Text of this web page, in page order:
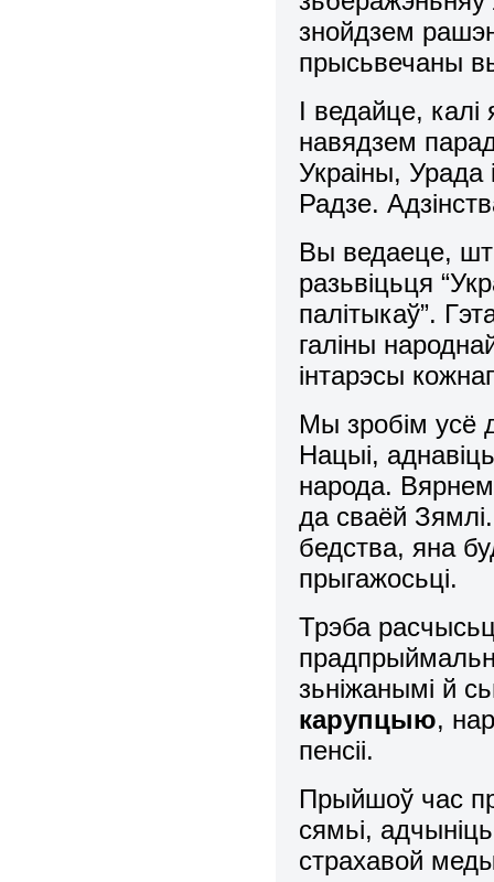
знойдзем
прысьвечаны
І ведайце,
навядзем
Украіны, Урада
Радзе.
Вы ведаеце,
разьвіцьця
палітыкаў”.
галіны
інтарэсы
Мы зробім усё
Нацыі,
народа.
да сваёй
бедства, яна
прыгажосьці.
Трэба
зьніжанымі й
карупцыю,
пенсіі.
Прыйшоў час
сямьі,
страхавой